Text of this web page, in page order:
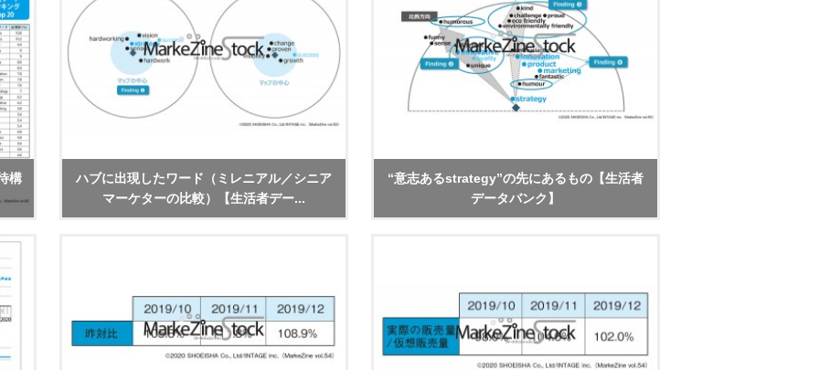
構
ハブに出現したワード（ミレニアル／シニア
マーケターの比較）【生活者デー...
“意志あるstrategy”の先にあるもの【生活者
データバンク】